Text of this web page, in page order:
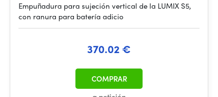
Empuñadura para sujeción vertical de la LUMIX S5,
con ranura para batería adicio
370.02 €
COMPRAR